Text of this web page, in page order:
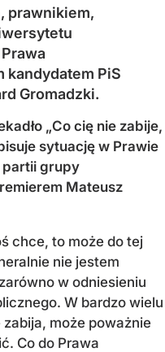
prawnikiem,
PiS
Gromadzki.
„Co cię nie zabije,
sytuację w Prawie
partii grupy
Mateusz
chce, to może do tej
nie jestem
w odniesieniu
W bardzo wielu
może poważnie
Co do Prawa